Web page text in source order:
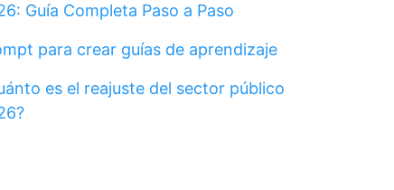
Guía Completa Paso a Paso
para crear guías de aprendizaje
es el reajuste del sector público